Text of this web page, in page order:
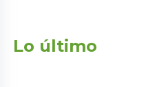
Lo último